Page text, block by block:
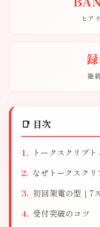
ヒア
継
📑 目次
トークスクリプト
なぜトークスク
初回架電の型｜7
受付突破のコツ